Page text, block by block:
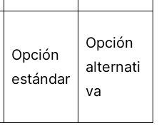
Opción
estándar
Opción
alternati
va